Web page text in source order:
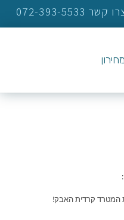
393-5533
מחירון
המטרד קרדית האבק!